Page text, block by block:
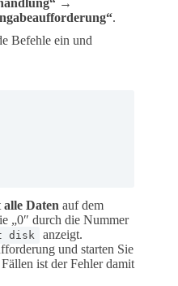
.
Befehle ein und
alle Daten auf dem
„0″ durch die Nummer
disk
anzeigt.
und starten Sie
ist der Fehler damit